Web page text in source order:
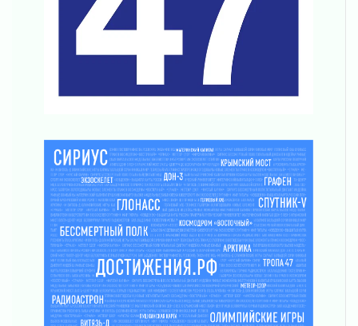
03 августа 2026
Строительные компании Ленобласти
подняли зарплаты почти на 40% за год
Шесть новых жизней в честь дня рождения
Уроки безопасности для детей и взрослых
03 августа 2026
Ленобласть отмечает День Воздушно-
десантных войск
02 августа 2026
«Активное лето»
02 августа 2026
Ленобласть отметила заслуги жителей перед
регионом и страной
02 августа 2026